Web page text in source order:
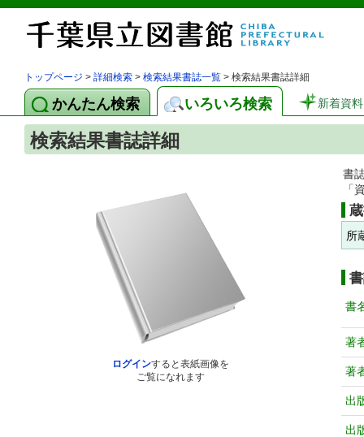
トップページ > 詳細検索 > 検索結果書誌一覧 > 検索結果書誌詳細
かんたん検索 いろいろ検索 新着資料
検索結果書誌詳細
ログインすると表紙画像を
ご覧になれます
書
「
所
書
著
著
出
出